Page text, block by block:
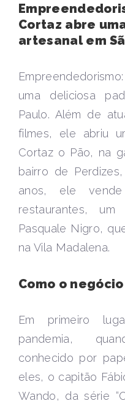
Cortaz abre
artesanal em
uma deliciosa
Paulo. Além de
filmes, ele abriu
Cortaz o Pão, na
bairro de
anos, ele
restaurantes,
Pasquale Nigro,
na Vila Madalena.
Como o
Em primeiro
pandemia,
conhecido por
eles, o capitão
Wando, da série